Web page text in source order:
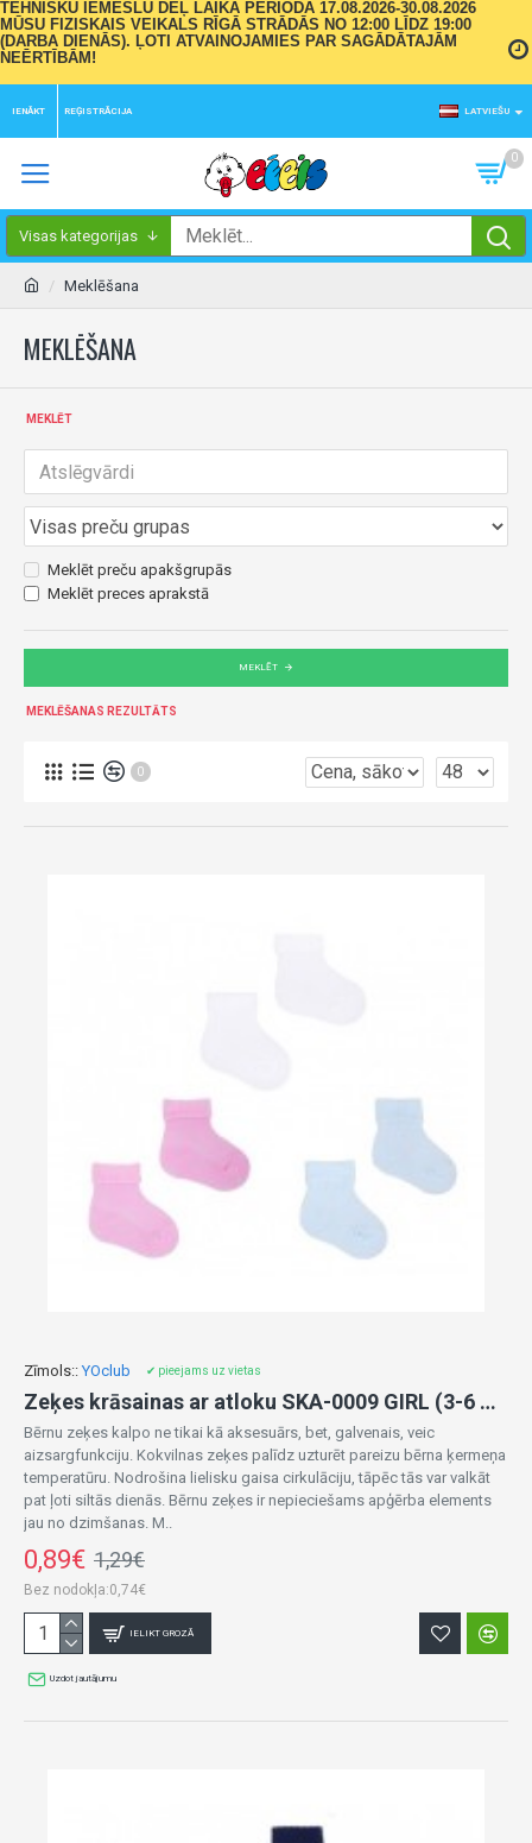
TEHNISKU IEMESLU DĒĻ LAIKA PERIODĀ 17.08.2026-30.08.2026
MŪSU FIZISKAIS VEIKALS RĪGĀ STRĀDĀS NO 12:00 LĪDZ 19:00
(DARBA DIENĀS). ĻOTI ATVAINOJAMIES PAR SAGĀDĀTAJĀM
NEĒRTĪBĀM!
IENĀKT REĢISTRĀCIJA LATVIEŠU
0
Visas kategorijas
Meklēšana
MEKLĒŠANA
MEKLĒT
Meklēt preču apakšgrupās
Meklēt preces aprakstā
MEKLĒT
MEKLĒŠANAS REZULTĀTS
0
Zīmols:: YOclub ✔ pieejams uz vietas
Zeķes krāsainas ar atloku SKA-0009 GIRL (3-6 mēn.)
Bērnu zeķes kalpo ne tikai kā aksesuārs, bet, galvenais, veic
aizsargfunkciju. Kokvilnas zeķes palīdz uzturēt pareizu bērna ķermeņa
temperatūru. Nodrošina lielisku gaisa cirkulāciju, tāpēc tās var valkāt
pat ļoti siltās dienās. Bērnu zeķes ir nepieciešams apģērba elements
jau no dzimšanas. M..
0,89€ 1,29€
Bez nodokļa:0,74€
IELIKT GROZĀ
Uzdot jautājumu